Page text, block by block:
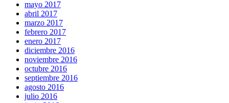
mayo 2017
abril 2017
marzo 2017
febrero 2017
enero 2017
diciembre 2016
noviembre 2016
octubre 2016
septiembre 2016
agosto 2016
julio 2016